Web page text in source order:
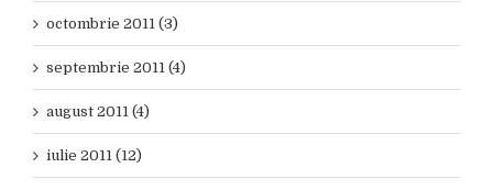
octombrie 2011 (3)
septembrie 2011 (4)
august 2011 (4)
iulie 2011 (12)